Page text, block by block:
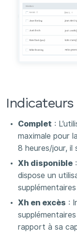
Complet :
maximale pour
8 heures/jour,
Xh disponible
dispose un
supplémentaires
Xh en excès :
rapport à sa